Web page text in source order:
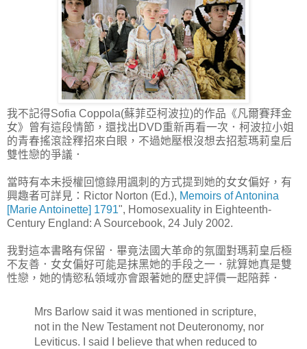
我不記得Sofia Coppola(蘇菲亞柯波拉)的作品《凡爾賽拜金
女》曾有這段情節，還找出DVD重新再看一次．柯波拉小姐
的青春搖滾詮釋招來白眼，不過她壓根沒想去招惹瑪莉皇后
雙性戀的爭議．
當時有本未授權回憶錄用諷刺的方式提到她的女女偏好，有
興趣者可詳見：Rictor Norton (Ed.), Memoirs of Antonina
[Marie Antoinette] 1791", Homosexuality in Eighteenth-
Century England: A Sourcebook, 24 July 2002.
我對這本書略有保留．畢竟法國大革命的氛圍對瑪莉皇后極
不友善．女女偏好可能是抹黑她的手段之一．就算她真是雙
性戀，她的情慾私領域亦會跟著她的歷史評價一起陪葬．
Mrs Barlow said it was mentioned in scripture,
not in the New Testament not Deuteronomy, nor
Leviticus. I said I believe that when reduced to